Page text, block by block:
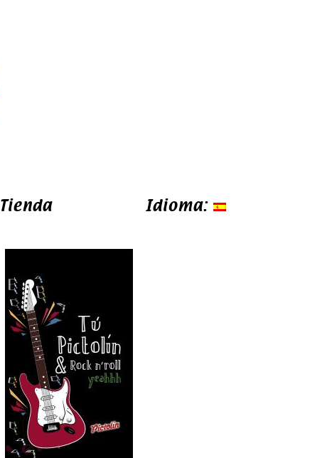
Tienda Idioma: